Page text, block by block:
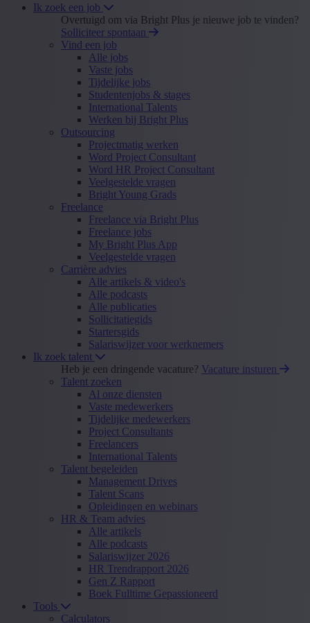
Ik zoek een job
Overtuigd om via Bright Plus je nieuwe job te vinden?
Solliciteer spontaan
Vind een job
Alle jobs
Vaste jobs
Tijdelijke jobs
Studentenjobs & stages
International Talents
Werken bij Bright Plus
Outsourcing
Projectmatig werken
Word Project Consultant
Word HR Project Consultant
Veelgestelde vragen
Bright Young Grads
Freelance
Freelance via Bright Plus
Freelance jobs
My Bright Plus App
Veelgestelde vragen
Carrière advies
Alle artikels & video's
Alle podcasts
Alle publicaties
Sollicitatiegids
Startersgids
Salariswijzer voor werknemers
Ik zoek talent
Heb je een dringende vacature? Vacature insturen
Talent zoeken
Al onze diensten
Vaste medewerkers
Tijdelijke medewerkers
Project Consultants
Freelancers
International Talents
Talent begeleiden
Management Drives
Talent Scans
Opleidingen en webinars
HR & Team advies
Alle artikels
Alle podcasts
Salariswijzer 2026
HR Trendrapport 2026
Gen Z Rapport
Boek Fulltime Gepassioneerd
Tools
Calculators